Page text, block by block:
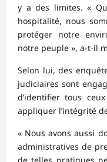
y a des limites. «
hospitalité, nous
protéger notre
notre peuple », a-t-il
Selon lui, des
judiciaires sont
d’identifier tous
appliquer l’intégrité
« Nous avons aussi
administratives de
de telles pratiques